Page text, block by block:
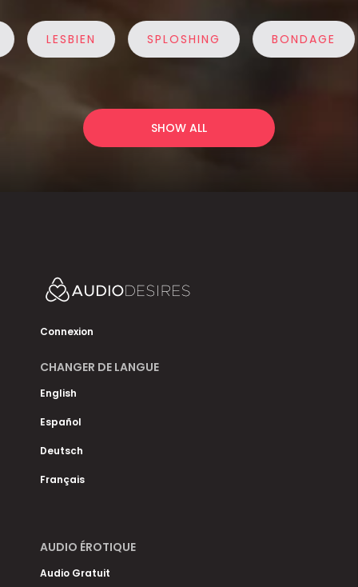
LESBIEN SPLOSHING BONDAGE
SHOW ALL
Connexion
CHANGER DE LANGUE
English
Español
Deutsch
Français
AUDIO ÉROTIQUE
Audio Gratuit